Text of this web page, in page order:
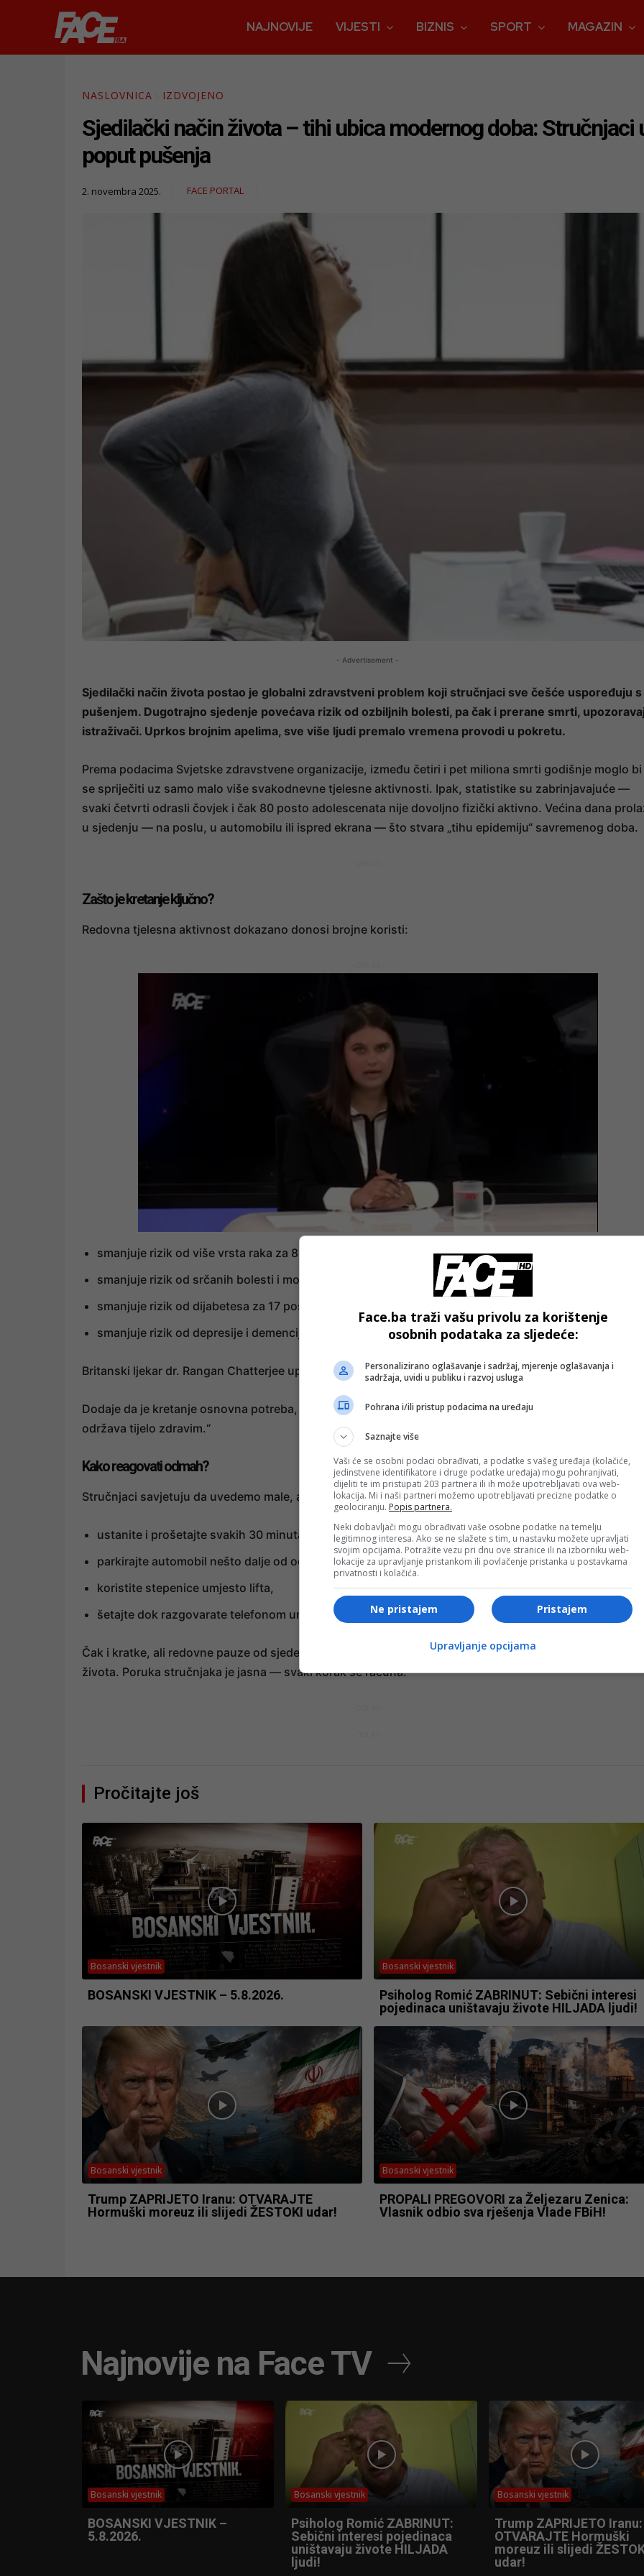
NAJNOVIJE VIJESTI BIZNIS SPORT MAGAZIN
NASLOVNICA IZDVOJENO
Sjedilački način života – tihi ubica modernog doba: Stručnjaci
poput pušenja
2. novembra 2025. FACE PORTAL
- Advertisement -
Sjedilački način života postao je globalni zdravstveni problem koji stručnjaci sve češće uspoređuju s
pušenjem. Dugotrajno sjedenje povećava rizik od ozbiljnih bolesti, pa čak i prerane smrti,
istraživači. Uprkos brojnim apelima, sve više ljudi premalo vremena provodi u pokretu.
Prema podacima Svjetske zdravstvene organizacije, između četiri i pet miliona smrti godišnje moglo bi
se spriječiti uz samo malo više svakodnevne tjelesne aktivnosti. Ipak, statistike su zabrinjavajuće —
svaki četvrti odrasli čovjek i čak 80 posto adolescenata nije dovoljno fizički aktivno. Većina dana
u sjedenju — na poslu, u automobilu ili ispred ekrana — što stvara „tihu epidemiju“ savremenog doba.
Zašto je kretanje ključno?
Redovna tjelesna aktivnost dokazano donosi brojne koristi:
smanjuje rizik od više vrsta raka za 8 do 28 posto,
smanjuje rizik od srčanih bolesti i moždanog udara za 19 posto,
smanjuje rizik od dijabetesa za 17 posto,
smanjuje rizik od depresije i demencije za 28 do 32 posto.
Britanski ljekar dr. Rangan Chatterjee upozorava:
Dodaje da je kretanje osnovna potreba, a ne luksuz: „Ništa ne bi smjelo stajati između nas i pokreta
održava tijelo zdravim.“
Kako reagovati odmah?
Stručnjaci savjetuju da uvedemo male, ali značajne promjene u svakodnevni život:
ustanite i prošetajte svakih 30 minuta,
parkirajte automobil nešto dalje od odredišta,
koristite stepenice umjesto lifta,
šetajte dok razgovarate telefonom umjesto da sjedite.
Čak i kratke, ali redovne pauze od sjedenja mogu značajno smanjiti rizik od bolesti i poboljšati kvalitet
života. Poruka stručnjaka je jasna — svaki korak se računa.
Pročitajte još
Bosanski vjestnik
BOSANSKI VJESTNIK – 5.8.2026.
Bosanski vjestnik
Psiholog Romić ZABRINUT: Sebični interesi
pojedinaca uništavaju živote HILJADA ljudi!
Bosanski vjestnik
Trump ZAPRIJETO Iranu: OTVARAJTE
Hormuški moreuz ili slijedi ŽESTOKI udar!
Bosanski vjestnik
PROPALI PREGOVORI za Željezaru Zenica:
Vlasnik odbio sva rješenja Vlade FBiH!
Najnovije na Face TV
Bosanski vjestnik
BOSANSKI VJESTNIK –
5.8.2026.
Bosanski vjestnik
Psiholog Romić ZABRINUT:
Sebični interesi pojedinaca
uništavaju živote HILJADA
ljudi!
Bosanski vjestnik
Trump ZAPRIJETO Iranu:
OTVARAJTE Hormuški
moreuz ili slijedi
udar!
Face.ba traži vašu privolu za korištenje
osobnih podataka za sljedeće:
Personalizirano oglašavanje i sadržaj, mjerenje oglašavanja i
sadržaja, uvidi u publiku i razvoj usluga
Pohrana i/ili pristup podacima na uređaju
Saznajte više
Vaši će se osobni podaci obrađivati, a podatke s vašeg uređaja (kolačiće,
jedinstvene identifikatore i druge podatke uređaja) mogu pohranjivati,
dijeliti te im pristupati 203 partnera ili ih može upotrebljavati ova web-
lokacija. Mi i naši partneri možemo upotrebljavati precizne podatke o
geolociranju. Popis partnera.
Neki dobavljači mogu obrađivati vaše osobne podatke na temelju
legitimnog interesa. Ako se ne slažete s tim, u nastavku možete upravljati
svojim opcijama. Potražite vezu pri dnu ove stranice ili na izborniku web-
lokacije za upravljanje pristankom ili povlačenje pristanka u postavkama
privatnosti i kolačića.
Pristajem
Ne pristajem
Upravljanje opcijama